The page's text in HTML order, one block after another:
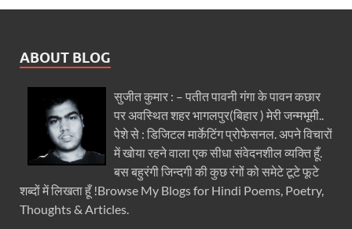
ABOUT BLOG
सुजीत कुमार : – पतीत पावनी गंगा के पावन कछार
पर अवस्थित शहर भागलपुर(बिहार ) मेरी जन्मभूमी..
पेशे से : डिजिटल मार्केटिंग प्रोफेसनल. अपने विचारों
में खोया रहने वाला एक सीधा संवेदनशील व्यक्ति हूँ.
बस बहुरंगी जिन्दगी की कुछ रंगों को समेटे टूटे फूटे
शब्दों में लिखता हूँ !Browse My Blogs for Hindi Poems, Poetry,
Thoughts & Articles.